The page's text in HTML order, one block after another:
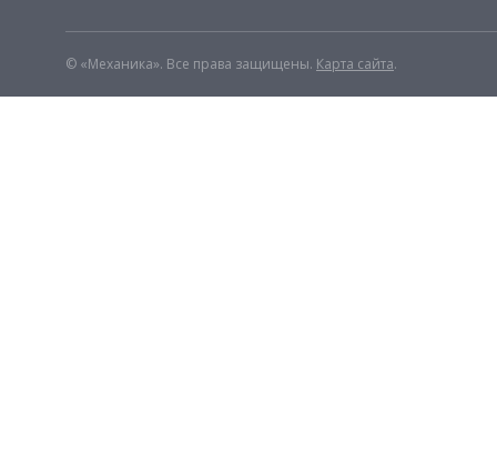
© «Механика». Все права защищены. Карта сайта.